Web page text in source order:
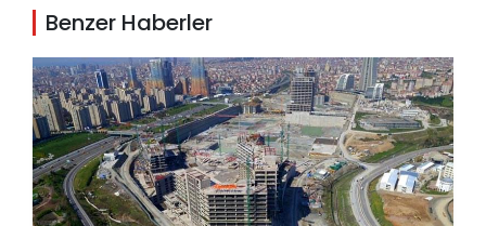
Benzer Haberler